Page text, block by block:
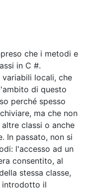
che i metodi e
in C #.
locali, che
di questo
perché spesso
ma che non
classi o anche
In passato, non si
l'accesso ad un
consentito, al
stessa classe,
introdotto il